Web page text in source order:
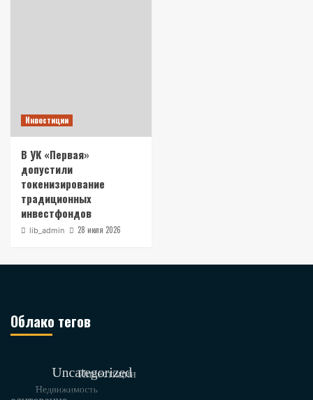
Инвестиции
В УК «Первая»
допустили
токенизирование
традиционных
инвестфондов
lib_admin 28 июля 2026
Облако тегов